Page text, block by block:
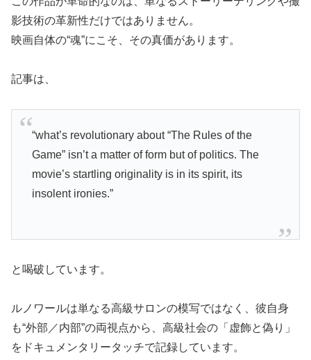
影技術の革新性だけではありません。
映画自体の“魂”にこそ、その真価があります。
記事は、
“what’s revolutionary about “The Rules of the
Game” isn’t a matter of form but of politics. The
movie’s startling originality is in its spirit, its
insolent ironies.”
と喝破しています。
ルノワールは単なる高級サロンの模写ではなく、彼自身
も“外部／内部”の両視点から、高級社会の「虚飾と偽り」
をドキュメンタリータッチで記録しています。